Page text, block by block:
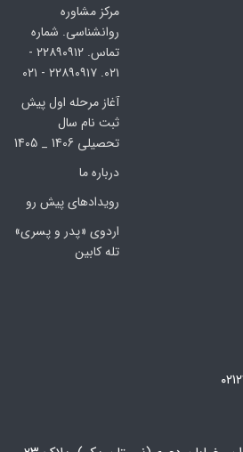
مرکز مشاوره
روانشناسی. شماره
تماس. ۲۲۸۹۰۹۱۲ -
۰۲۱. ۲۲۸۹۰۹۱۷ - ۰۲۱
آغاز مرحله اول پیش
ثبت نام سال
تحصیلی 1406 _ 1405
درباره ما
رویدادهای پیش رو
اردوی «پدر و پسری»
تله کابین